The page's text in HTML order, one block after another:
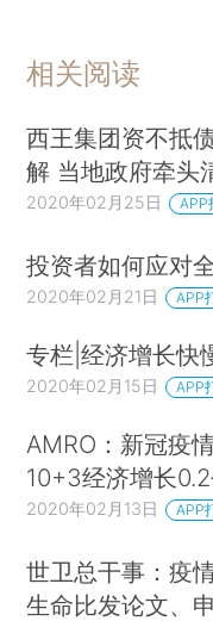
我们的分析显示，
些即便没有专利保
究证据证明了这一
保护也会有利可图
种浪费，专利审查
可以使审查更有效
试验来检验这一点
展这样的研究）。
我们从经济学研
权方面处于严重不
争对手时。（
Schankerman （
Economics，第48
现，如果不诉诸法
相关阅读
西王集团资不抵
解 当地政府牵头
2020年02月25日 APP
投资者如何应对
2020年02月21日 APP
专栏|经济增长快
2020年02月15日 APP
AMRO：新冠疫
10+3经济增长
2020年02月13日 APP
世卫总干事：疫
生命比发论文、